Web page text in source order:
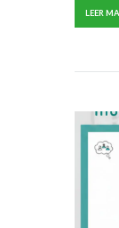
LEER